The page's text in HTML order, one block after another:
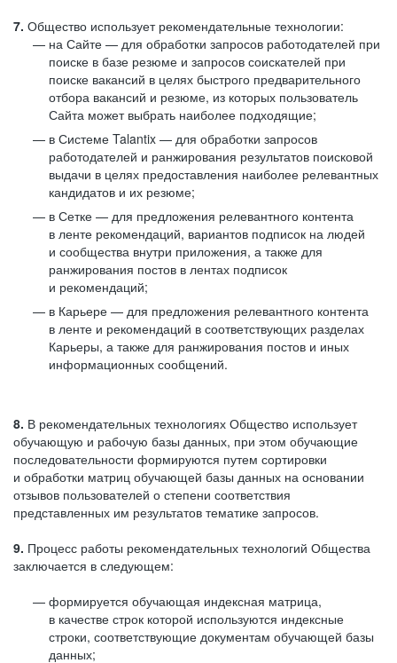
7. Общество использует рекомендательные технологии:
на Сайте — для обработки запросов работодателей при
поиске в базе резюме и запросов соискателей при
поиске вакансий в целях быстрого предварительного
отбора вакансий и резюме, из которых пользователь
Сайта может выбрать наиболее подходящие;
в Системе Talantix — для обработки запросов
работодателей и ранжирования результатов поисковой
выдачи в целях предоставления наиболее релевантных
кандидатов и их резюме;
в Сетке — для предложения релевантного контента
в ленте рекомендаций, вариантов подписок на людей
и сообщества внутри приложения, а также для
ранжирования постов в лентах подписок
и рекомендаций;
в Карьере — для предложения релевантного контента
в ленте и рекомендаций в соответствующих разделах
Карьеры, а также для ранжирования постов и иных
информационных сообщений.
8. В рекомендательных технологиях Общество использует
обучающую и рабочую базы данных, при этом обучающие
последовательности формируются путем сортировки
и обработки матриц обучающей базы данных на основании
отзывов пользователей о степени соответствия
представленных им результатов тематике запросов.
9. Процесс работы рекомендательных технологий Общества
заключается в следующем:
формируется обучающая индексная матрица,
в качестве строк которой используются индексные
строки, соответствующие документам обучающей базы
данных;